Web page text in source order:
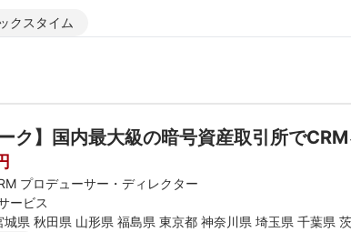
クスタイム
ク】国内最大級の暗号資産取引所で
プロデューサー・ディレクター
ービス
県 秋田県 山形県 福島県 東京都 神奈川県 埼玉県 千葉県